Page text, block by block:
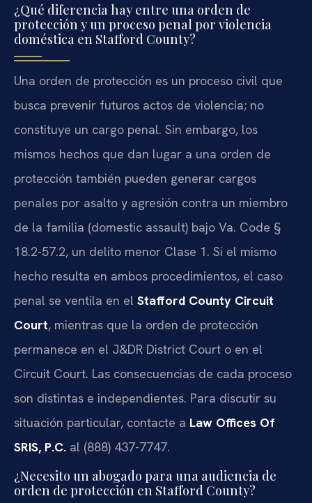
¿Qué diferencia hay entre una orden de
protección y un proceso penal por violencia
doméstica en Stafford County?
Una orden de protección es un proceso civil que
busca prevenir futuros actos de violencia; no
constituye un cargo penal. Sin embargo, los
mismos hechos que dan lugar a una orden de
protección también pueden generar cargos
penales por asalto y agresión contra un miembro
de la familia (domestic assault) bajo Va. Code §
18.2-57.2, un delito menor Clase 1. Si el mismo
hecho resulta en ambos procedimientos, el caso
penal se ventila en el Stafford County Circuit
Court, mientras que la orden de protección
permanece en el J&DR District Court o en el
Circuit Court. Las consecuencias de cada proceso
son distintas e independientes. Para discutir su
situación particular, contacte a Law Offices Of
SRIS, P.C. al (888) 437-7747.
¿Necesito un abogado para una audiencia de
orden de protección en Stafford County?